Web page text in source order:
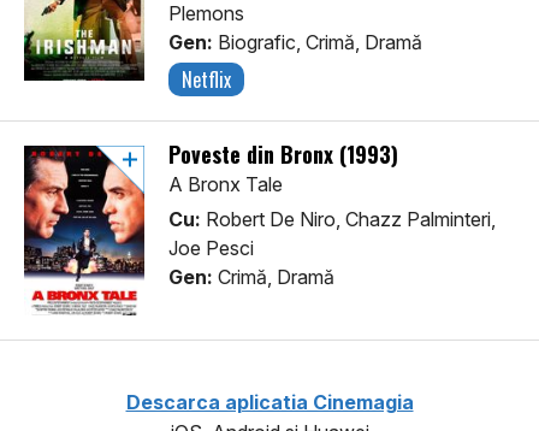
Plemons
Gen: Biografic, Crimă, Dramă
Netflix
Poveste din Bronx (1993)
A Bronx Tale
Cu: Robert De Niro, Chazz Palminteri,
Joe Pesci
Gen: Crimă, Dramă
Descarca aplicatia Cinemagia